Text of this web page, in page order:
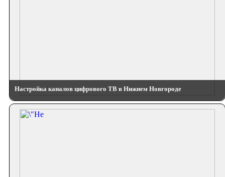
Настройка каналов цифрового ТВ в Нижнем Новгороде